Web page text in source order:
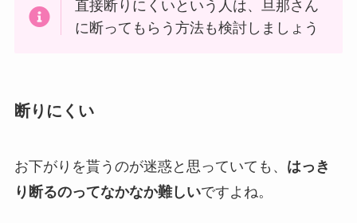
直接断りにくいという人は、旦那さん
に断ってもらう方法も検討しましょう
断りにくい
お下がりを貰うのが迷惑と思っていても、 はっき
り断るのってなかなか難しいですよね。